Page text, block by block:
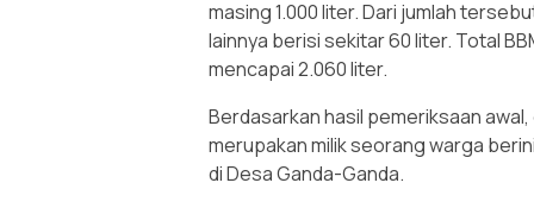
masing 1.000 liter. Dari jumlah
lainnya berisi sekitar 60 liter. Total
mencapai 2.060 liter.
Berdasarkan hasil pemeriksaan
merupakan milik seorang warga
di Desa Ganda-Ganda.